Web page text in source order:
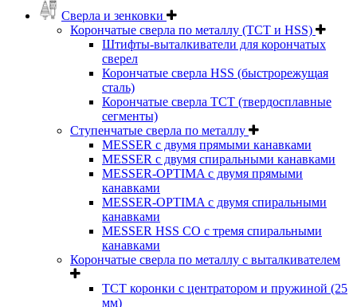
Сверла и зенковки
Корончатые сверла по металлу (TCT и HSS)
Штифты-выталкиватели для корончатых
сверел
Корончатые сверла HSS (быстрорежущая
сталь)
Корончатые сверла TCT (твердосплавные
сегменты)
Ступенчатые сверла по металлу
MESSER с двумя прямыми канавками
MESSER с двумя спиральными канавками
MESSER-OPTIMA с двумя прямыми
канавками
MESSER-OPTIMA с двумя спиральными
канавками
MESSER HSS CО с тремя спиральными
канавками
Корончатые сверла по металлу c выталкивателем
ТСТ коронки с центратором и пружиной (25
мм)